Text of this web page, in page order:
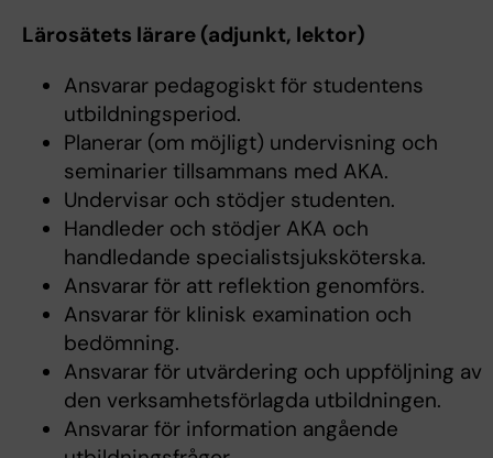
Lärosätets lärare (adjunkt, lektor)
Ansvarar pedagogiskt för studentens
utbildningsperiod.
Planerar (om möjligt) undervisning och
seminarier tillsammans med AKA.
Undervisar och stödjer studenten.
Handleder och stödjer AKA och
handledande specialistsjuksköterska.
Ansvarar för att reflektion genomförs.
Ansvarar för klinisk examination och
bedömning.
Ansvarar för utvärdering och uppföljning av
den verksamhetsförlagda utbildningen.
Ansvarar för information angående